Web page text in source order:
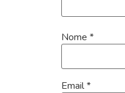
Nome *
Email*